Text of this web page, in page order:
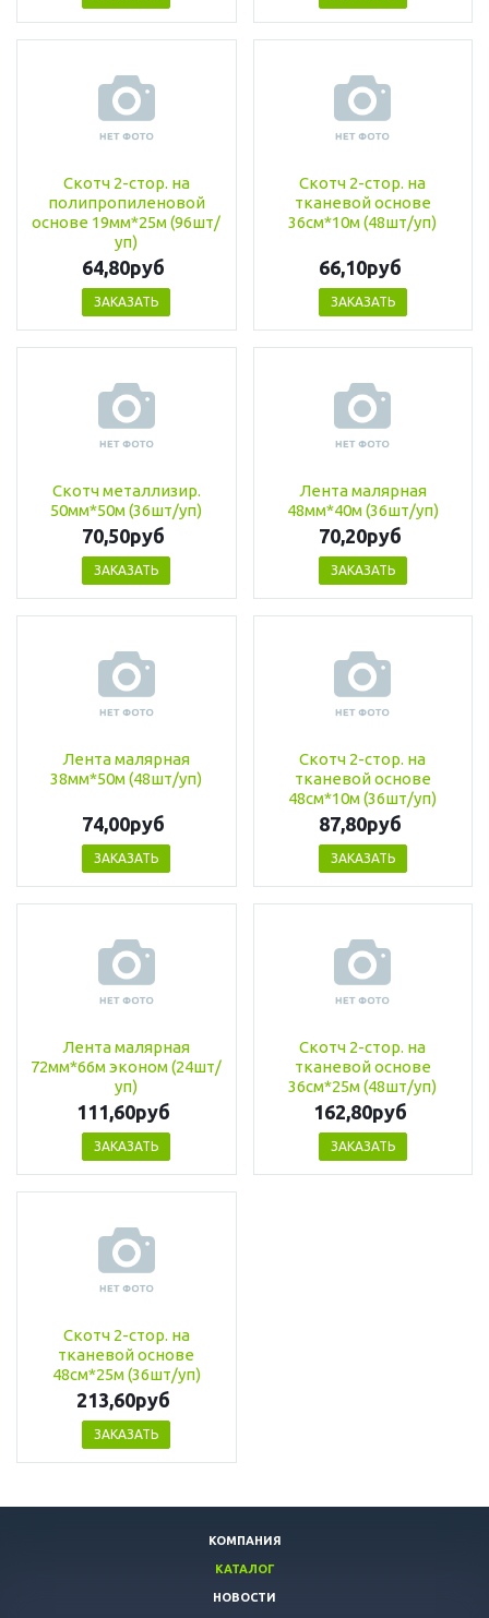
Скотч 2-стор. на
полипропиленовой
основе 19мм*25м (96шт/
уп)
64,80руб
ЗАКАЗАТЬ
Скотч 2-стор. на
тканевой основе
36см*10м (48шт/уп)
66,10руб
ЗАКАЗАТЬ
Скотч металлизир.
50мм*50м (36шт/уп)
70,50руб
ЗАКАЗАТЬ
Лента малярная
48мм*40м (36шт/уп)
70,20руб
ЗАКАЗАТЬ
Лента малярная
38мм*50м (48шт/уп)
74,00руб
ЗАКАЗАТЬ
Скотч 2-стор. на
тканевой основе
48см*10м (36шт/уп)
87,80руб
ЗАКАЗАТЬ
Лента малярная
72мм*66м эконом (24шт/
уп)
111,60руб
ЗАКАЗАТЬ
Скотч 2-стор. на
тканевой основе
36см*25м (48шт/уп)
162,80руб
ЗАКАЗАТЬ
Скотч 2-стор. на
тканевой основе
48см*25м (36шт/уп)
213,60руб
ЗАКАЗАТЬ
КОМПАНИЯ
КАТАЛОГ
НОВОСТИ